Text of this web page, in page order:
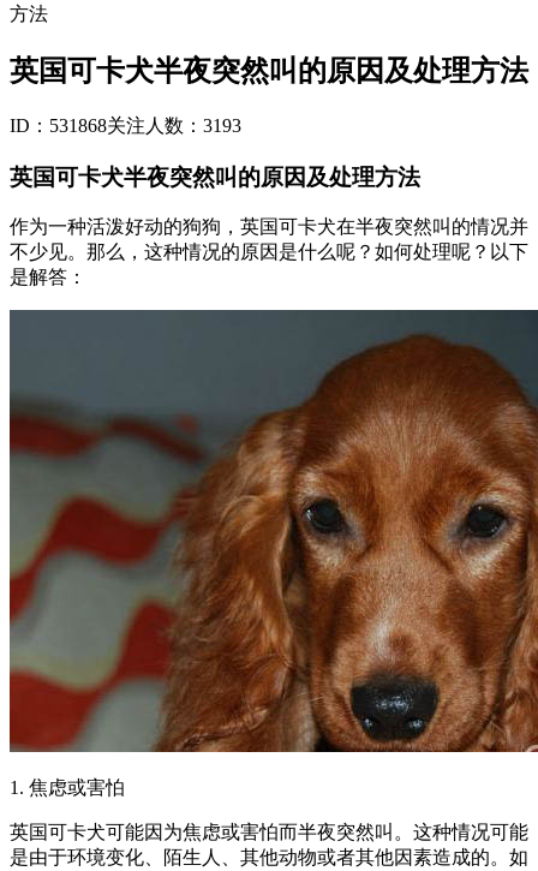
方法
英国可卡犬半夜突然叫的原因及处理方法
ID：531868关注人数：3193
英国可卡犬半夜突然叫的原因及处理方法
作为一种活泼好动的狗狗，英国可卡犬在半夜突然叫的情况并
不少见。那么，这种情况的原因是什么呢？如何处理呢？以下
是解答：
1. 焦虑或害怕
英国可卡犬可能因为焦虑或害怕而半夜突然叫。这种情况可能
是由于环境变化、陌生人、其他动物或者其他因素造成的。如